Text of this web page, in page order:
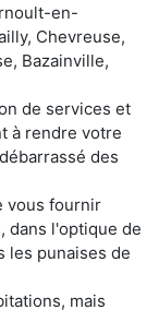
en-
Chevreuse,
Bazainville,
de services et
à rendre votre
des
vous fournir
dans l'optique de
les punaises de
mais